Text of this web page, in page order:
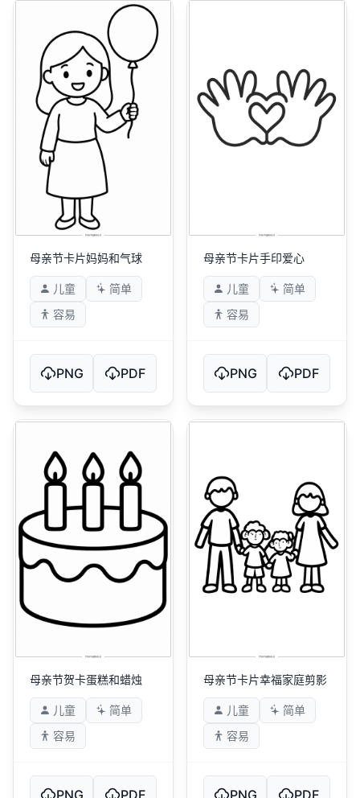
母亲节卡片妈妈和气球
儿童
简单
容易
PNG PDF
母亲节卡片手印爱心
儿童
简单
容易
PNG PDF
母亲节贺卡蛋糕和蜡烛
儿童
简单
容易
PNG PDF
母亲节卡片幸福家庭剪影
儿童
简单
容易
PNG PDF